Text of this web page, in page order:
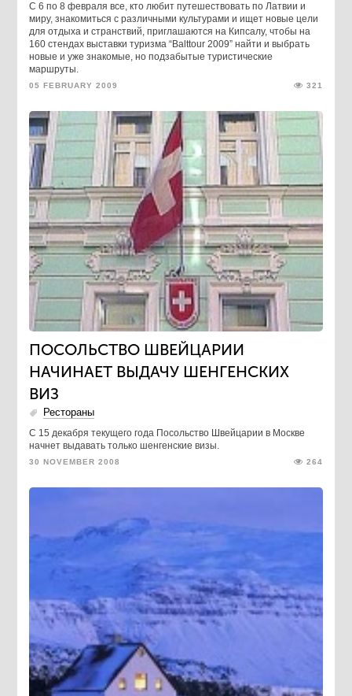
С 6 по 8 февраля все, кто любит путешествовать по Латвии и
миру, знакомиться с различными культурами и ищет новые цели
для отдыха и странствий, приглашаются на Кипсалу, чтобы на
160 стендах выставки туризма “Balttour 2009” найти и выбрать
новые и уже знакомые, но подзабытые туристические
маршруты.
05 FEBRUARY 2009 321
ПОСОЛЬСТВО ШВЕЙЦАРИИ
НАЧИНАЕТ ВЫДАЧУ ШЕНГЕНСКИХ
ВИЗ
Рестораны
C 15 декабря текущего года Посольство Швейцарии в Москве
начнет выдавать только шенгенские визы.
30 NOVEMBER 2008 264